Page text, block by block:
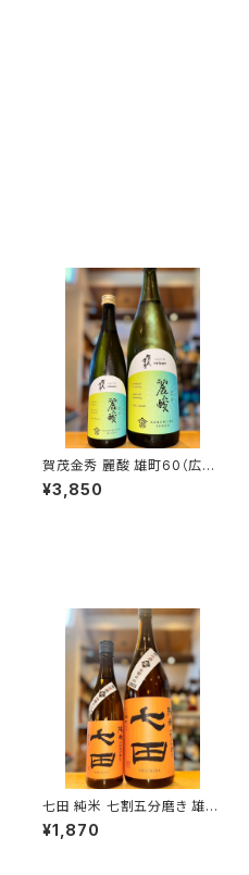
賀茂金秀 麗酸 雄町60（広島
限定）1800ml１本（金光酒
造・広島県東広島市黒瀬町）
¥3,850
七田 純米 七割五分磨き 雄町
無濾過生 720ml１本（天山酒
造・佐賀県小城市小城町）
¥1,870